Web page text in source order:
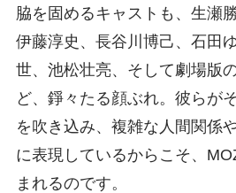
脇を固めるキャストも、生瀬
伊藤淳史、長谷川博己、石田
世、池松壮亮、そして劇場版
ど、錚々たる顔ぶれ。彼らが
を吹き込み、複雑な人間関係
に表現しているからこそ、
まれるのです。